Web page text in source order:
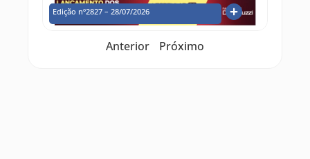
Edição nº2827 – 28/07/2026
Anterior Próximo